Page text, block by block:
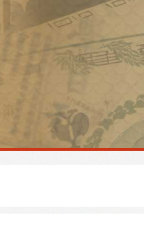
数据库
新书通报